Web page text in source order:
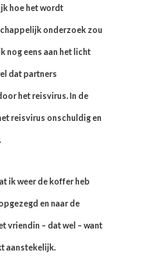
hoe het wordt
onderzoek zou
nog eens aan het licht
dat partners
het reisvirus. In de
reisvirus onschuldig en
ik weer de koffer heb
en naar de
vriendin – dat wel – want
aanstekelijk.